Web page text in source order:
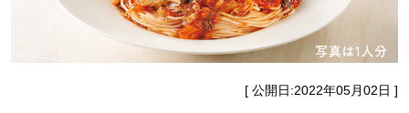
[ 公開日:2022年05月02日 ]